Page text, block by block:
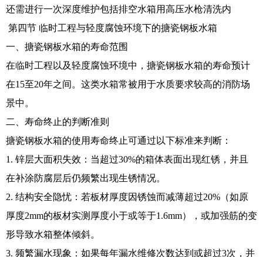
还需进行一次深度维护包括排空水箱用高压水枪清洗内
第四节 临时工程与轻度腐蚀环境下的搪瓷钢板水箱
一、搪瓷钢板水箱的寿命范围
在临时工程以及轻度腐蚀环境中，搪瓷钢板水箱的寿命预计
在15至20年之间。这类水箱常被用于水质要求较高的消防场
景中。
二、寿命终止的判断准则
搪瓷钢板水箱的使用寿命终止可通过以下标准来判断：
1. 锌层大面积失效：当超过30%的箱体表面出现红锈，并且
在补涂防腐层后仍频繁出现生锈情况。
2. 结构安全隐忧：若板材厚度因锈蚀而减薄超过20%（如原
厚度2mm的板材实测厚度小于或等于1.6mm），或加强筋的变
形导致水箱整体倾斜。
3. 频繁漏水现象：如果每年漏水维修次数达到或超过3次，并